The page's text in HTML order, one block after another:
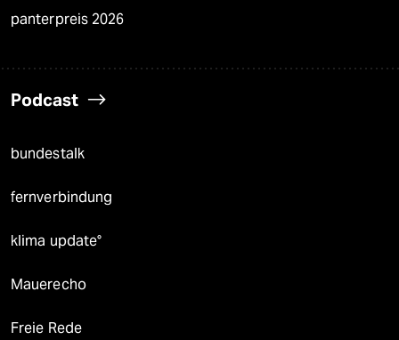
panterpreis 2026
Podcast
bundestalk
fernverbindung
klima update°
Mauerecho
Freie Rede